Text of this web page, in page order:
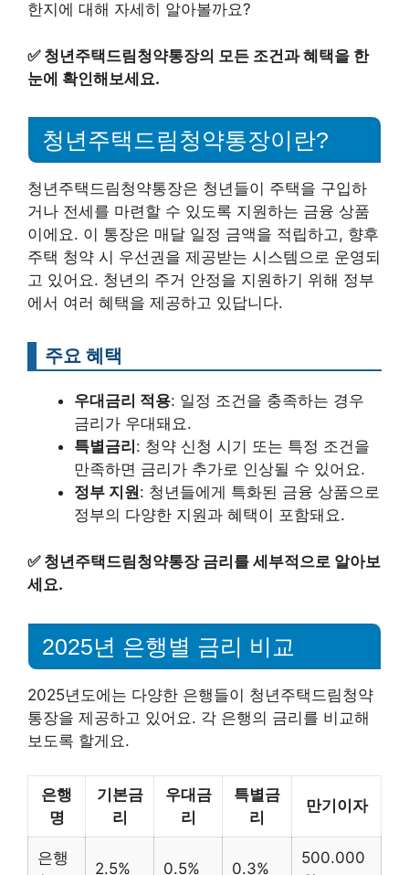
한지에 대해 자세히 알아볼까요?
✅ 청년주택드림청약통장의 모든 조건과 혜택을 한
눈에 확인해보세요.
청년주택드림청약통장이란?
청년주택드림청약통장은 청년들이 주택을 구입하
거나 전세를 마련할 수 있도록 지원하는 금융 상품
이에요. 이 통장은 매달 일정 금액을 적립하고, 향후
주택 청약 시 우선권을 제공받는 시스템으로 운영되
고 있어요. 청년의 주거 안정을 지원하기 위해 정부
에서 여러 혜택을 제공하고 있답니다.
주요 혜택
우대금리 적용: 일정 조건을 충족하는 경우
금리가 우대돼요.
특별금리 : 청약 신청 시기 또는 특정 조건을
만족하면 금리가 추가로 인상될 수 있어요.
정부 지원: 청년들에게 특화된 금융 상품으로
정부의 다양한 지원과 혜택이 포함돼요.
✅ 청년주택드림청약통장 금리를 세부적으로 알아보
세요.
2025년 은행별 금리 비교
2025년도에는 다양한 은행들이 청년주택드림청약
통장을 제공하고 있어요. 각 은행의 금리를 비교해
보도록 할게요.
은행
명
기본금
리
우대금
리
특별금
리
만기이자
은행
2.5% 0.5% 0.3%
500.000